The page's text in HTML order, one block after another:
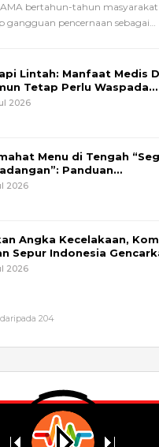
bertahun-tahun masyarakat
gangguan pencernaan sebagai…
Lintah: Manfaat Medis
Tetap Perlu Waspada…
2026
Menu di Tengah
Panduan…
2026
Angka Kecelakaan,
Sepur Indonesia
2026
daripada 204